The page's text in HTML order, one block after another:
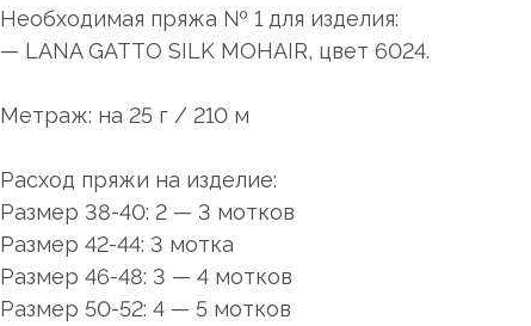
Необходимая пряжа № 1 для изделия:
— LANA GATTO SILK MOHAIR, цвет 6024.
Метраж: на 25 г / 210 м
Расход пряжи на изделие:
Размер 38-40: 2 — 3 мотков
Размер 42-44: 3 мотка
Размер 46-48: 3 — 4 мотков
Размер 50-52: 4 — 5 мотков